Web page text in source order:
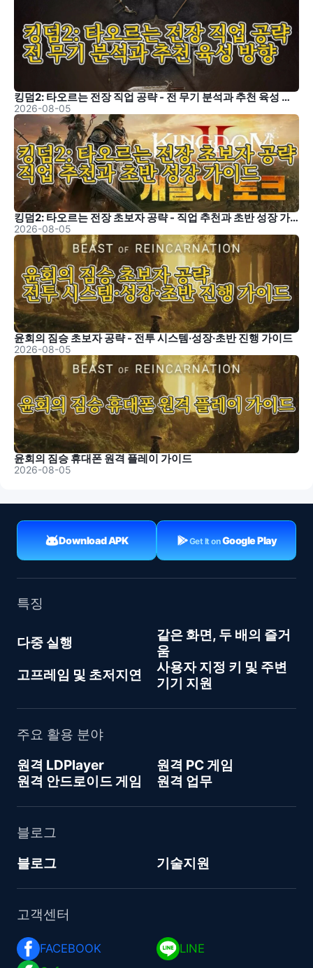
킹덤2: 타오르는 전장 직업 공략 - 전 무기 분석과 추천 육성 방향
2026-08-05
킹덤2: 타오르는 전장 초보자 공략 - 직업 추천과 초반 성장 가이드
2026-08-05
윤회의 짐승 초보자 공략 - 전투 시스템·성장·초반 진행 가이드
2026-08-05
윤회의 짐승 휴대폰 원격 플레이 가이드
2026-08-05
Download APK Get It onGoogle Play
특징
다중 실행
같은 화면, 두 배의 즐거
움
고프레임 및 초저지연
사용자 지정 키 및 주변
기기 지원
주요 활용 분야
원격 LDPlayer
원격 PC 게임
원격 안드로이드 게임
원격 업무
블로그
블로그
기술지원
고객센터
FACEBOOK
LINE